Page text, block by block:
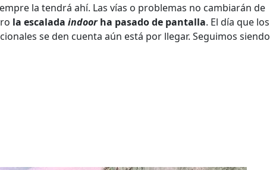
la tendrá ahí. Las vías o problemas no cambiarán de
la escalada indoorha pasado de pantalla. El día que los
se den cuenta aún está por llegar. Seguimos siendo